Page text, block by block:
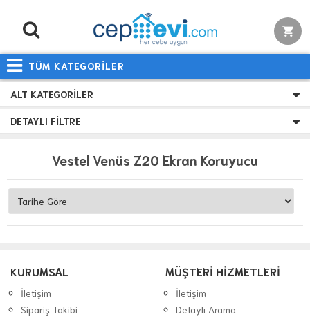
TÜM KATEGORİLER
ALT KATEGORILER
DETAYLI FILTRE
Vestel Venüs Z20 Ekran Koruyucu
KURUMSAL
İletişim
Sipariş Takibi
MÜŞTERİ HİZMETLERİ
İletişim
Detaylı Arama